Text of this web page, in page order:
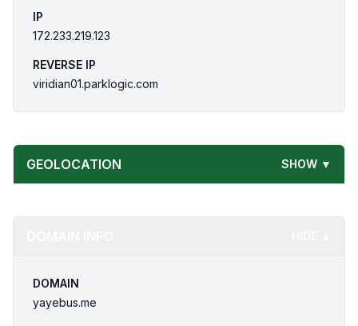
IP
172.233.219.123
REVERSE IP
viridian01.parklogic.com
GEOLOCATION SHOW ▼
DOMAIN
yayebus.me